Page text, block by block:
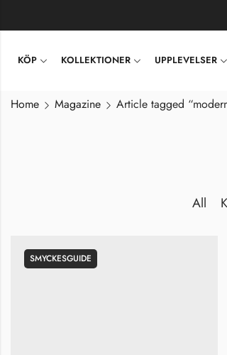
KÖP KOLLEKTIONER UPPLEVELSER
Home Magazine Article tagged
All
SMYCKESGUIDE